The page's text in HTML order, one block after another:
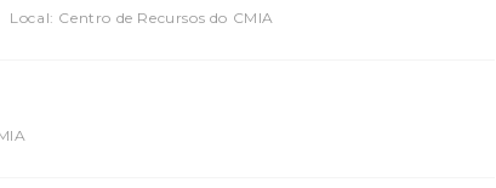
Local: Centro de Recursos do CMIA